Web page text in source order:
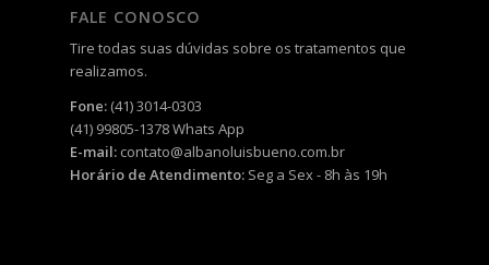
FALE CONOSCO
Tire todas suas dúvidas sobre os tratamentos que
realizamos.
Fone: (41) 3014-0303
(41) 99805-1378Whats App
E-mail: contato@albanoluisbueno.com.br
Horário de Atendimento:Seg a Sex - 8h às 19h